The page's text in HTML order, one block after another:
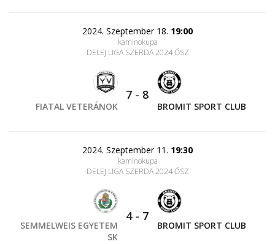
2024. Szeptember 18. 19:00
kaminokupa
DELEJ LIGA SZERDA 2024 ŐSZ
FIATAL VETERÁNOK
7 - 8
BROMIT SPORT CLUB
2024. Szeptember 11. 19:30
kaminokupa
DELEJ LIGA SZERDA 2024 ŐSZ
SEMMELWEIS EGYETEM
SK
4- 7
BROMIT SPORT CLUB